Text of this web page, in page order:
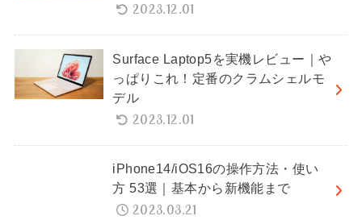
2023.12.01
Surface Laptop5を実機レビュー｜や
っぱりこれ！定番のクラムシェルモ
デル
2023.12.01
iPhone14/iOS16の操作方法・使い
方 53選｜基本から新機能まで
2023.03.21